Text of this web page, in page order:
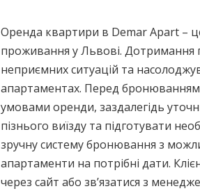
Оренда квартири в Demar Apart –
проживання у Львові. Дотримання
неприємних ситуацій та
апартаментах. Перед
умовами оренди, заздалегідь
пізнього виїзду та підготувати
зручну систему бронювання з
апартаменти на потрібні дати.
через сайт або зв’язатися з